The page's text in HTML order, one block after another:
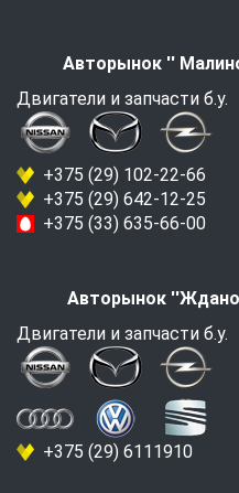
Авторынок ''
Двигатели и запчасти б.у.
+375 (29) 102-22-66
+375 (29) 642-12-25
+375 (33) 635-66-00
Авторынок
Двигатели и запчасти б.у.
+375 (29) 6111910